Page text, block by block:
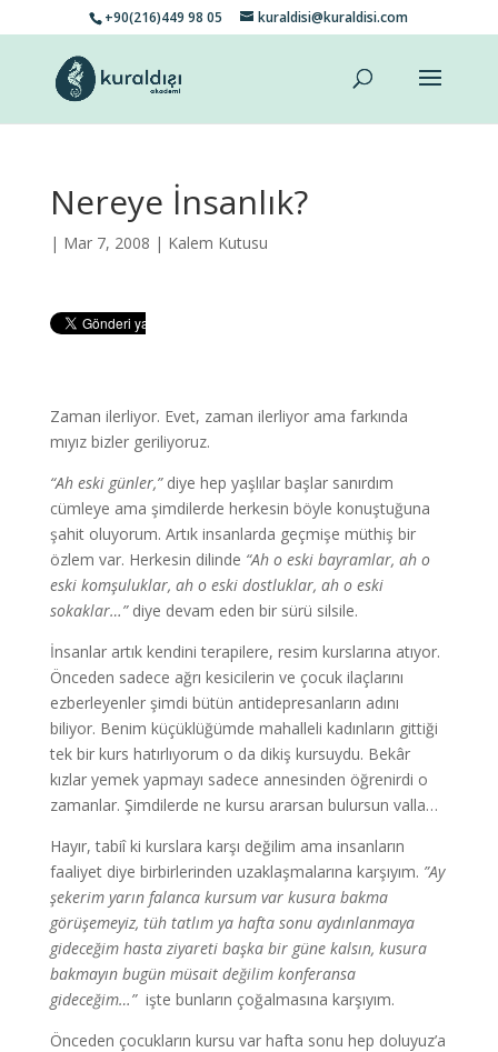
+90(216)449 98 05 kuraldisi@kuraldisi.com
Nereye İnsanlık?
| Mar 7, 2008 | Kalem Kutusu
Zaman ilerliyor. Evet, zaman ilerliyor ama farkında
mıyız bizler geriliyoruz.
“Ah eski günler,”diye hep yaşlılar başlar sanırdım
cümleye ama şimdilerde herkesin böyle konuştuğuna
şahit oluyorum. Artık insanlarda geçmişe müthiş bir
özlem var. Herkesin dilinde “Ah o eski bayramlar, ah o
eski komşuluklar, ah o eski dostluklar, ah o eski
sokaklar…”diye devam eden bir sürü silsile.
İnsanlar artık kendini terapilere, resim kurslarına atıyor.
Önceden sadece ağrı kesicilerin ve çocuk ilaçlarını
ezberleyenler şimdi bütün antidepresanların adını
biliyor. Benim küçüklüğümde mahalleli kadınların gittiği
tek bir kurs hatırlıyorum o da dikiş kursuydu. Bekâr
kızlar yemek yapmayı sadece annesinden öğrenirdi o
zamanlar. Şimdilerde ne kursu ararsan bulursun valla…
Hayır, tabiî ki kurslara karşı değilim ama insanların
faaliyet diye birbirlerinden uzaklaşmalarına karşıyım. ”Ay
şekerim yarın falanca kursum var kusura bakma
görüşemeyiz, tüh tatlım ya hafta sonu aydınlanmaya
gideceğim hasta ziyareti başka bir güne kalsın, kusura
bakmayın bugün müsait değilim konferansa
gideceğim…” işte bunların çoğalmasına karşıyım.
Önceden çocukların kursu var hafta sonu hep doluyuz’a